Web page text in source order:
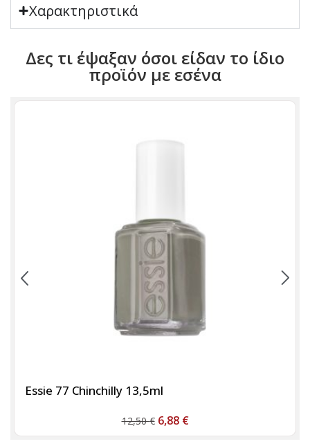
Χαρακτηριστικά
Δες τι έψαξαν όσοι είδαν το ίδιο
προϊόν με εσένα
Essie 77 Chinchilly 13,5ml
12,50€ 6,88 €